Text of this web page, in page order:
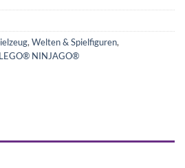
, Welten & Spielfiguren,
LEGO® NINJAGO®